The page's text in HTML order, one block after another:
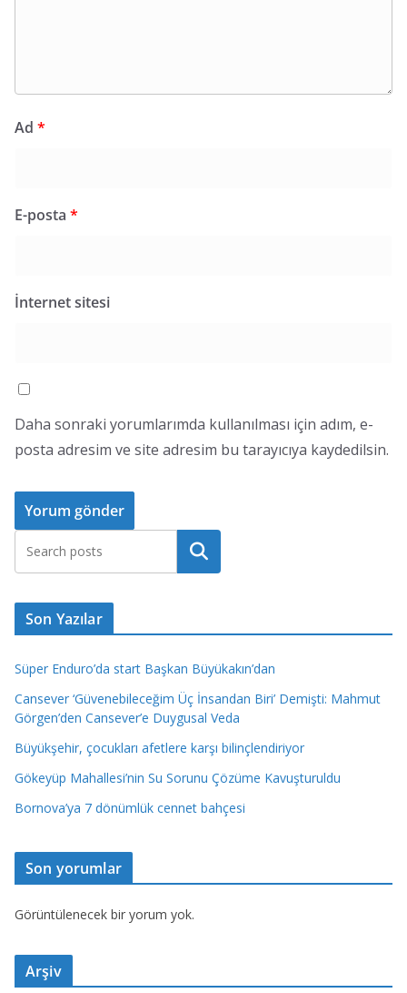
Ad *
E-posta *
İnternet sitesi
Daha sonraki yorumlarımda kullanılması için adım, e-
posta adresim ve site adresim bu tarayıcıya kaydedilsin.
Ara
Son Yazılar
Süper Enduro’da start Başkan Büyükakın’dan
Cansever ‘Güvenebileceğim Üç İnsandan Biri’ Demişti: Mahmut
Görgen’den Cansever’e Duygusal Veda
Büyükşehir, çocukları afetlere karşı bilinçlendiriyor
Gökeyüp Mahallesi’nin Su Sorunu Çözüme Kavuşturuldu
Bornova’ya 7 dönümlük cennet bahçesi
Son yorumlar
Görüntülenecek bir yorum yok.
Arşiv